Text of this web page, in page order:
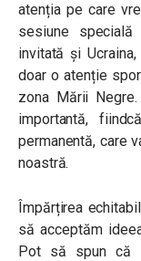
atenția pe care
sesiune
invitată și
doar o atenție
zona Mării
importantă,
permanentă, care
noastră.
Împărțirea
să acceptăm
Pot să spun că